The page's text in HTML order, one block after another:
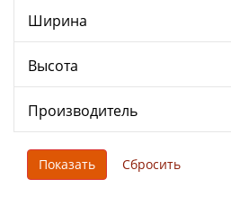
Ширина
Высота
Производитель